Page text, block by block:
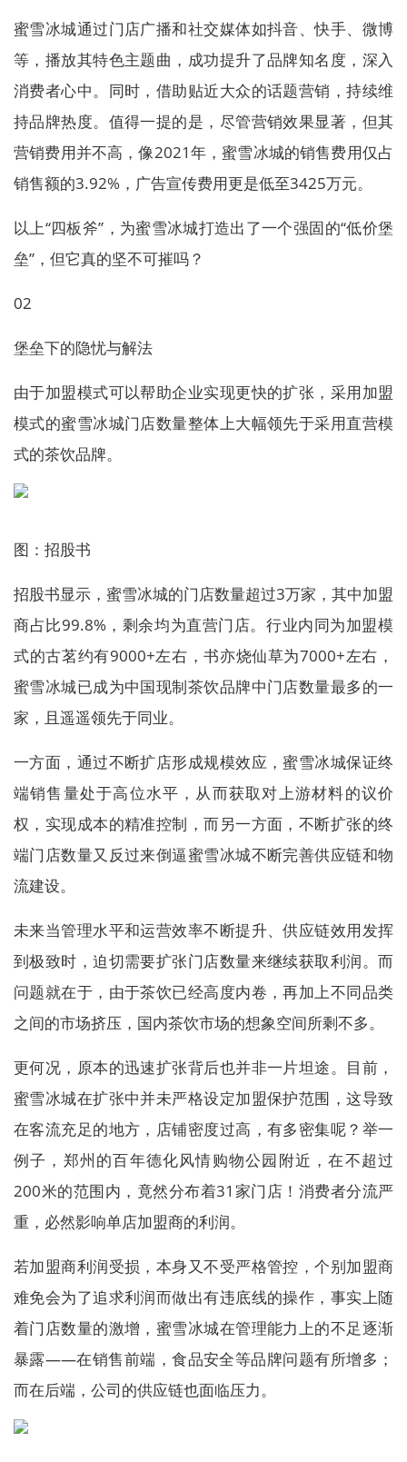
蜜雪冰城通过门店广播和社交媒体如抖音、快手、微博
等，播放其特色主题曲，成功提升了品牌知名度，深入
消费者心中。同时，借助贴近大众的话题营销，持续维
持品牌热度。值得一提的是，尽管营销效果显著，但其
营销费用并不高，像2021年，蜜雪冰城的销售费用仅占
销售额的3.92%，广告宣传费用更是低至3425万元。
以上“四板斧”，为蜜雪冰城打造出了一个强固的“低价堡
垒”，但它真的坚不可摧吗？
02
堡垒下的隐忧与解法
由于加盟模式可以帮助企业实现更快的扩张，采用加盟
模式的蜜雪冰城门店数量整体上大幅领先于采用直营模
式的茶饮品牌。
图：招股书
招股书显示，蜜雪冰城的门店数量超过3万家，其中加盟
商占比99.8%，剩余均为直营门店。行业内同为加盟模
式的古茗约有9000+左右，书亦烧仙草为7000+左右，
蜜雪冰城已成为中国现制茶饮品牌中门店数量最多的一
家，且遥遥领先于同业。
一方面，通过不断扩店形成规模效应，蜜雪冰城保证终
端销售量处于高位水平，从而获取对上游材料的议价
权，实现成本的精准控制，而另一方面，不断扩张的终
端门店数量又反过来倒逼蜜雪冰城不断完善供应链和物
流建设。
未来当管理水平和运营效率不断提升、供应链效用发挥
到极致时，迫切需要扩张门店数量来继续获取利润。而
问题就在于，由于茶饮已经高度内卷，再加上不同品类
之间的市场挤压，国内茶饮市场的想象空间所剩不多。
更何况，原本的迅速扩张背后也并非一片坦途。目前，
蜜雪冰城在扩张中并未严格设定加盟保护范围，这导致
在客流充足的地方，店铺密度过高，有多密集呢？举一
例子，郑州的百年德化风情购物公园附近，在不超过
200米的范围内，竟然分布着31家门店！消费者分流严
重，必然影响单店加盟商的利润。
若加盟商利润受损，本身又不受严格管控，个别加盟商
难免会为了追求利润而做出有违底线的操作，事实上随
着门店数量的激增，蜜雪冰城在管理能力上的不足逐渐
暴露——在销售前端，食品安全等品牌问题有所增多；
而在后端，公司的供应链也面临压力。